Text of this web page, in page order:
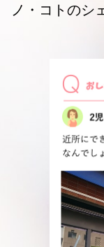
ノ・コトのシ